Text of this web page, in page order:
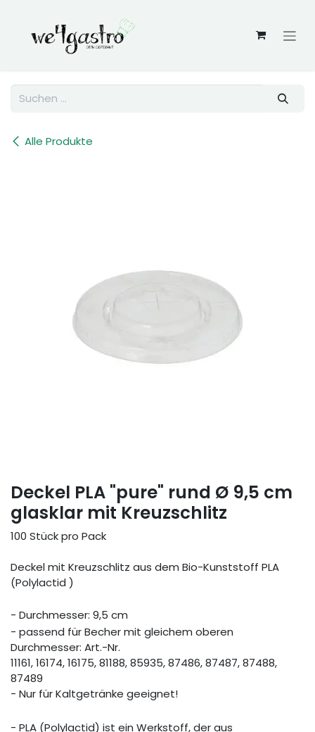
Alle Produkte
Deckel PLA "pure" rund Ø 9,5 cm
glasklar mit Kreuzschlitz
100 Stück pro Pack
Deckel mit Kreuzschlitz aus dem Bio-Kunststoff PLA
(Polylactid )
- Durchmesser: 9,5 cm
- passend für Becher mit gleichem oberen
Durchmesser: Art.-Nr.
11161, 16174, 16175, 81188, 85935, 87486, 87487, 87488,
87489
- Nur für Kaltgetränke geeignet!
- PLA (Polylactid) ist ein Werkstoff, der aus